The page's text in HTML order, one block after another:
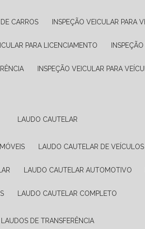
CARROS INSPEÇÃO VEICULAR PARA
PARA LICENCIAMENTO
INSPEÇÃO VEICULAR PARA
LAUDO CAUTELAR
LAUDO CAUTELAR DE VEÍCULOS
LAUDO CAUTELAR AUTOMOTIVO
LAUDO CAUTELAR COMPLETO
LAUDOS DE TRANSFERÊNCIA